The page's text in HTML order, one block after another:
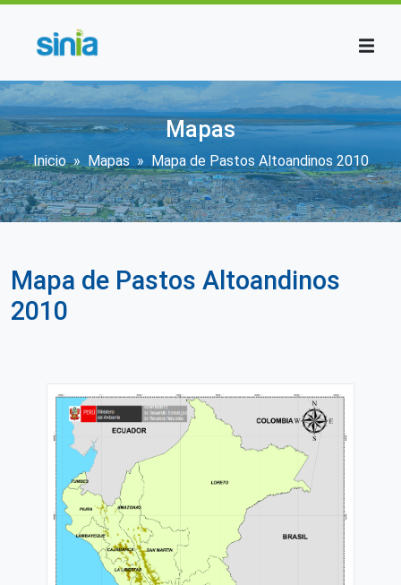
Mapas
Sobrescribir enlaces de ayuda a la
Inicio Mapas Mapa de Pastos Altoandinos 2010
Mapa de Pastos Altoandinos
2010